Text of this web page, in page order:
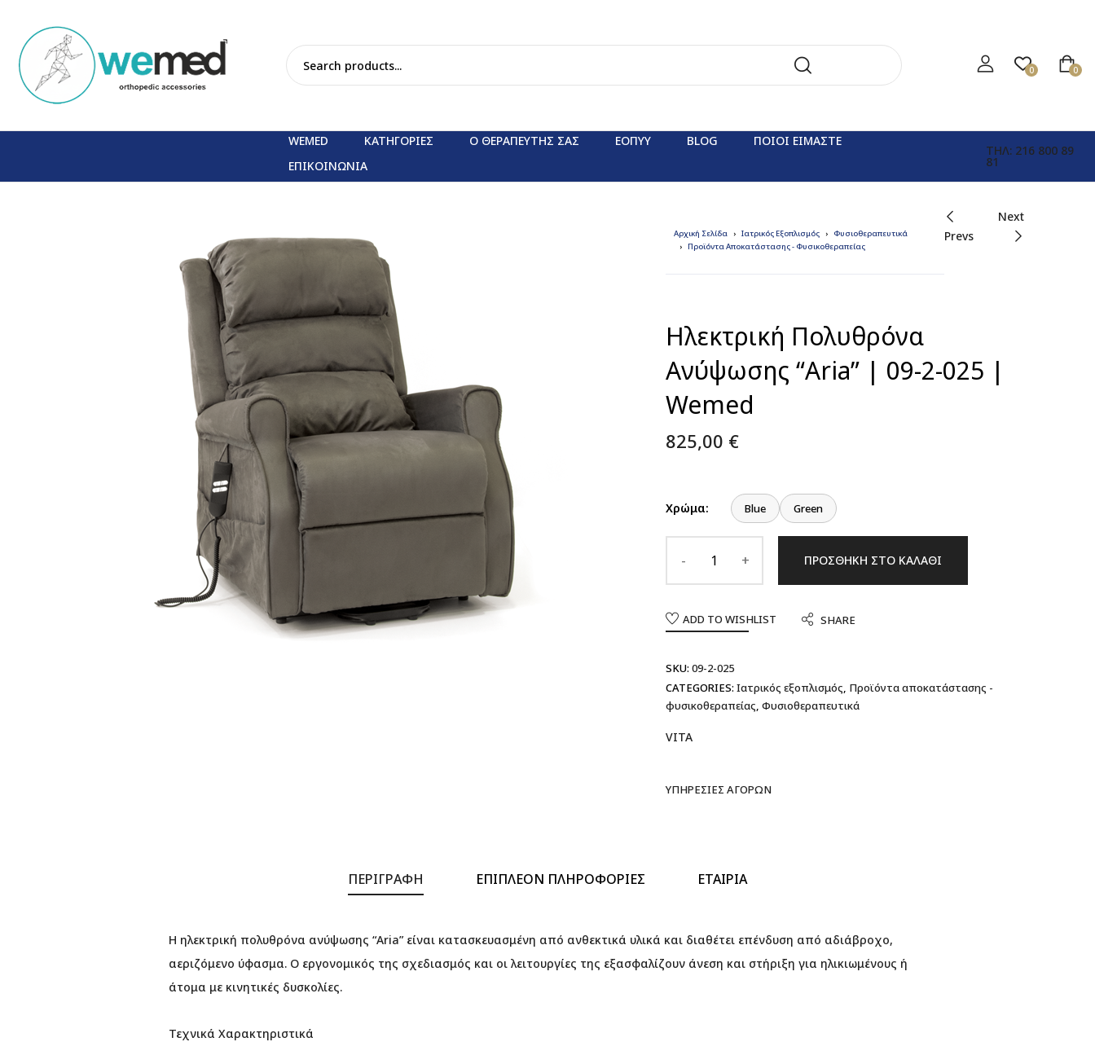
0
0
WEMED ΚΑΤΗΓΟΡΊΕΣ Ο ΘΕΡΑΠΕΥΤΗΣ ΣΑΣ ΕΟΠΥΥ BLOG
ΠΟΙΟΙ ΕΙΜΑΣΤΕ
ΕΠΙΚΟΙΝΩΝΙΑ
ΤΗΛ: 216 800 89
81
Αρχική Σελίδα Ιατρικός Εξοπλισμός
Φυσιοθεραπευτικά
Προϊόντα Αποκατάστασης - Φυσικοθεραπείας
Prevs
Next
Ηλεκτρική Πολυθρόνα
Ανύψωσης “Aria” | 09-2-025 |
Wemed
825,00 €
Χρώμα: Blue Green
ΠΡΟΣΘΉΚΗ ΣΤΟ ΚΑΛΆΘΙ
ADD TO WISHLIST SHARE
SKU: 09-2-025
CATEGORIES: Ιατρικός εξοπλισμός, Προϊόντα αποκατάστασης -
φυσικοθεραπείας, Φυσιοθεραπευτικά
VITA
ΥΠΗΡΕΣΊΕΣ ΑΓΟΡΏΝ
ΠΕΡΙΓΡΑΦΉ ΕΠΙΠΛΈΟΝ ΠΛΗΡΟΦΟΡΊΕΣ ΕΤΑΙΡΊΑ
Η ηλεκτρική πολυθρόνα ανύψωσης “Aria” είναι κατασκευασμένη από ανθεκτικά υλικά και διαθέτει επένδυση από αδιάβροχο,
αεριζόμενο ύφασμα. Ο εργονομικός της σχεδιασμός και οι λειτουργίες της εξασφαλίζουν άνεση και στήριξη για ηλικιωμένους ή
άτομα με κινητικές δυσκολίες.
Τεχνικά Χαρακτηριστικά